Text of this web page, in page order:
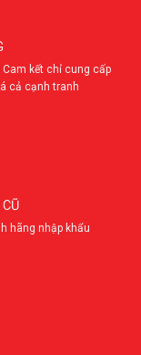
kết chỉ cung cấp
cả cạnh tranh
hãng nhập khẩu